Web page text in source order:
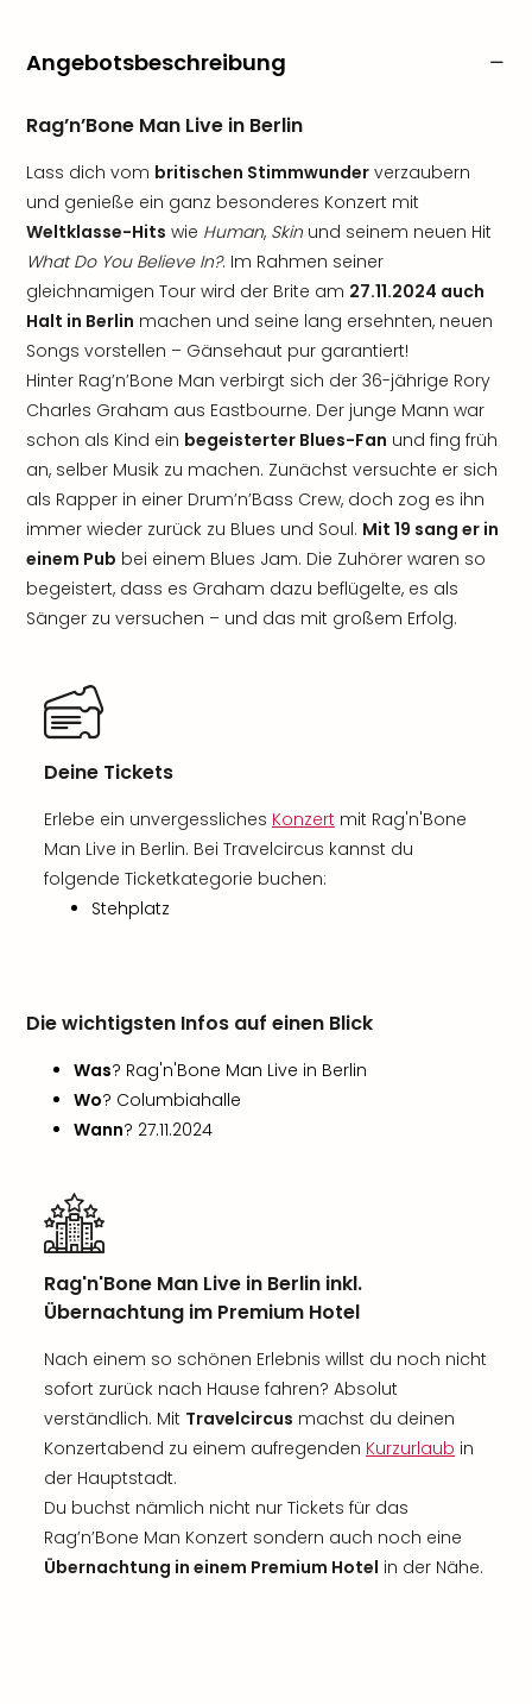
Angebotsbeschreibung
Rag’n’Bone Man Live in Berlin
Lass dich vom britischen Stimmwunder verzaubern
und genieße ein ganz besonderes Konzert mit
Weltklasse-Hits wie Human, Skin und seinem neuen Hit
What Do You Believe In?. Im Rahmen seiner
gleichnamigen Tour wird der Brite am 27.11.2024 auch
Halt in Berlin machen und seine lang ersehnten, neuen
Songs vorstellen – Gänsehaut pur garantiert!
Hinter Rag’n’Bone Man verbirgt sich der 36-jährige Rory
Charles Graham aus Eastbourne. Der junge Mann war
schon als Kind ein begeisterter Blues-Fan und fing früh
an, selber Musik zu machen. Zunächst versuchte er sich
als Rapper in einer Drum’n’Bass Crew, doch zog es ihn
immer wieder zurück zu Blues und Soul. Mit 19 sang er in
einem Pub bei einem Blues Jam. Die Zuhörer waren so
begeistert, dass es Graham dazu beflügelte, es als
Sänger zu versuchen – und das mit großem Erfolg.
Deine Tickets
Erlebe ein unvergessliches Konzert mit Rag'n'Bone
Man Live in Berlin. Bei Travelcircus kannst du
folgende Ticketkategorie buchen:
Stehplatz
Die wichtigsten Infos auf einen Blick
Was? Rag'n'Bone Man Live in Berlin
Wo? Columbiahalle
Wann? 27.11.2024
Rag'n'Bone Man Live in Berlin inkl.
Übernachtung im Premium Hotel
Nach einem so schönen Erlebnis willst du noch nicht
sofort zurück nach Hause fahren? Absolut
verständlich. Mit Travelcircus machst du deinen
Konzertabend zu einem aufregenden Kurzurlaub in
der Hauptstadt.
Du buchst nämlich nicht nur Tickets für das
Rag’n’Bone Man Konzert sondern auch noch eine
Übernachtung in einem Premium Hotel in der Nähe.